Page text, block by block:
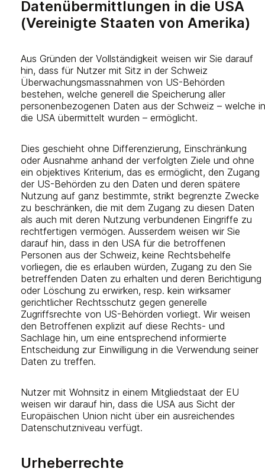
Datenübermittlungen in die USA
(Vereinigte Staaten von Amerika)
Aus Gründen der Vollständigkeit weisen wir Sie darauf
hin, dass für Nutzer mit Sitz in der Schweiz
Überwachungsmassnahmen von US-Behörden
bestehen, welche generell die Speicherung aller
personenbezogenen Daten aus der Schweiz – welche in
die USA übermittelt wurden – ermöglicht.
Dies geschieht ohne Differenzierung, Einschränkung
oder Ausnahme anhand der verfolgten Ziele und ohne
ein objektives Kriterium, das es ermöglicht, den Zugang
der US-Behörden zu den Daten und deren spätere
Nutzung auf ganz bestimmte, strikt begrenzte Zwecke
zu beschränken, die mit dem Zugang zu diesen Daten
als auch mit deren Nutzung verbundenen Eingriffe zu
rechtfertigen vermögen. Ausserdem weisen wir Sie
darauf hin, dass in den USA für die betroffenen
Personen aus der Schweiz, keine Rechtsbehelfe
vorliegen, die es erlauben würden, Zugang zu den Sie
betreffenden Daten zu erhalten und deren Berichtigung
oder Löschung zu erwirken, resp. kein wirksamer
gerichtlicher Rechtsschutz gegen generelle
Zugriffsrechte von US-Behörden vorliegt. Wir weisen
den Betroffenen explizit auf diese Rechts- und
Sachlage hin, um eine entsprechend informierte
Entscheidung zur Einwilligung in die Verwendung seiner
Daten zu treffen.
Nutzer mit Wohnsitz in einem Mitgliedstaat der EU
weisen wir darauf hin, dass die USA aus Sicht der
Europäischen Union nicht über ein ausreichendes
Datenschutzniveau verfügt.
Urheberrechte